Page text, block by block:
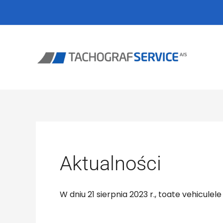
Aktualności
W dniu 21 sierpnia 2023 r., toate